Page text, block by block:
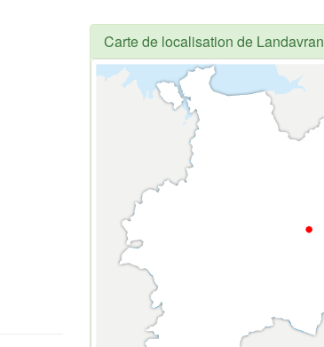
Carte de localisation de Landavran